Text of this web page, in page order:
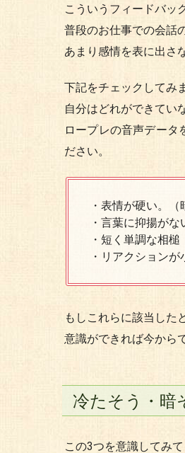
こういうフィードバッ
普段のお仕事での会話
あまり感情を表に出さ
下記をチェックしてみ
自分はどれができてい
ロープレの音声データ
ださい。
・表情が硬い。（
・言葉に抑揚が
・短く単調な相槌
・リアクション
もしこれらに該当した
意識ができれば今から
冷たそう・暗
この3つを意識してみて